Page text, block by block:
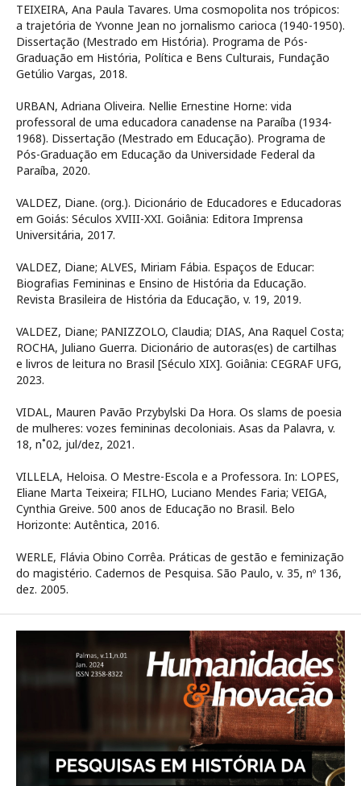
TEIXEIRA, Ana Paula Tavares. Uma cosmopolita nos trópicos:
a trajetória de Yvonne Jean no jornalismo carioca (1940-1950).
Dissertação (Mestrado em História). Programa de Pós-
Graduação em História, Política e Bens Culturais, Fundação
Getúlio Vargas, 2018.
URBAN, Adriana Oliveira. Nellie Ernestine Horne: vida
professoral de uma educadora canadense na Paraíba (1934-
1968). Dissertação (Mestrado em Educação). Programa de
Pós-Graduação em Educação da Universidade Federal da
Paraíba, 2020.
VALDEZ, Diane. (org.). Dicionário de Educadores e Educadoras
em Goiás: Séculos XVIII-XXI. Goiânia: Editora Imprensa
Universitária, 2017.
VALDEZ, Diane; ALVES, Miriam Fábia. Espaços de Educar:
Biografias Femininas e Ensino de História da Educação.
Revista Brasileira de História da Educação, v. 19, 2019.
VALDEZ, Diane; PANIZZOLO, Claudia; DIAS, Ana Raquel Costa;
ROCHA, Juliano Guerra. Dicionário de autoras(es) de cartilhas
e livros de leitura no Brasil [Século XIX]. Goiânia: CEGRAF UFG,
2023.
VIDAL, Mauren Pavão Przybylski Da Hora. Os slams de poesia
de mulheres: vozes femininas decoloniais. Asas da Palavra, v.
18, n˚02, jul/dez, 2021.
VILLELA, Heloisa. O Mestre-Escola e a Professora. In: LOPES,
Eliane Marta Teixeira; FILHO, Luciano Mendes Faria; VEIGA,
Cynthia Greive. 500 anos de Educação no Brasil. Belo
Horizonte: Autêntica, 2016.
WERLE, Flávia Obino Corrêa. Práticas de gestão e feminização
do magistério. Cadernos de Pesquisa. São Paulo, v. 35, nº 136,
dez. 2005.